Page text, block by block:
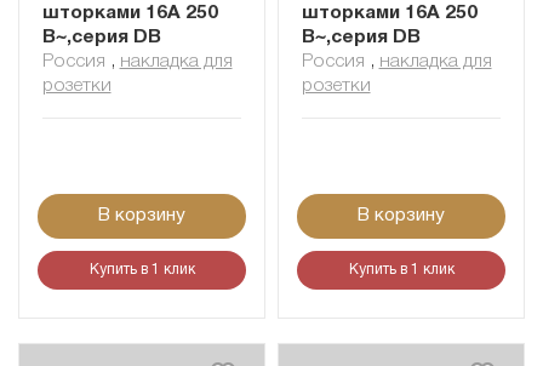
шторками 16A 250
В~,серия DB
Россия , накладка для
розетки
В корзину
Купить в 1 клик
шторками 16A 250
В~,серия DB
Россия , накладка для
розетки
В корзину
Купить в 1 клик